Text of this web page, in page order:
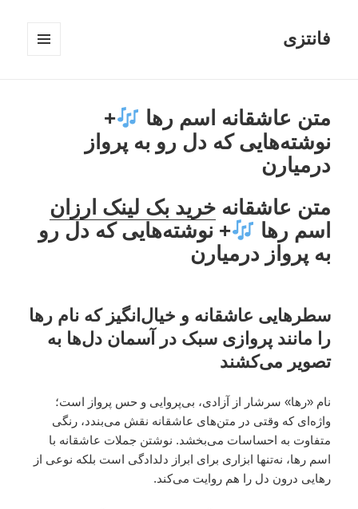
فانتزی
متن عاشقانه اسم رها
+
نوشته‌هایی که دل رو به پرواز
درمیارن
متن عاشقانهخرید بک لینک ارزان
اسم رها
+ نوشته‌هایی که دل رو
به پرواز درمیارن
سطرهایی عاشقانه و خیال‌انگیز که نام رها
را مانند پروازی سبک در آسمان دل‌ها به
تصویر می‌کشند
نام «رها» سرشار از آزادی، بی‌پروایی و حس پرواز است؛
واژه‌ای که وقتی در متن‌های عاشقانه نقش می‌بندد، رنگی
متفاوت به احساسات می‌بخشد. نوشتن جملات عاشقانه با
اسم رها، نه‌تنها ابزاری برای ابراز دلدادگی است بلکه نوعی از
رهایی درون دل را هم روایت می‌کند.